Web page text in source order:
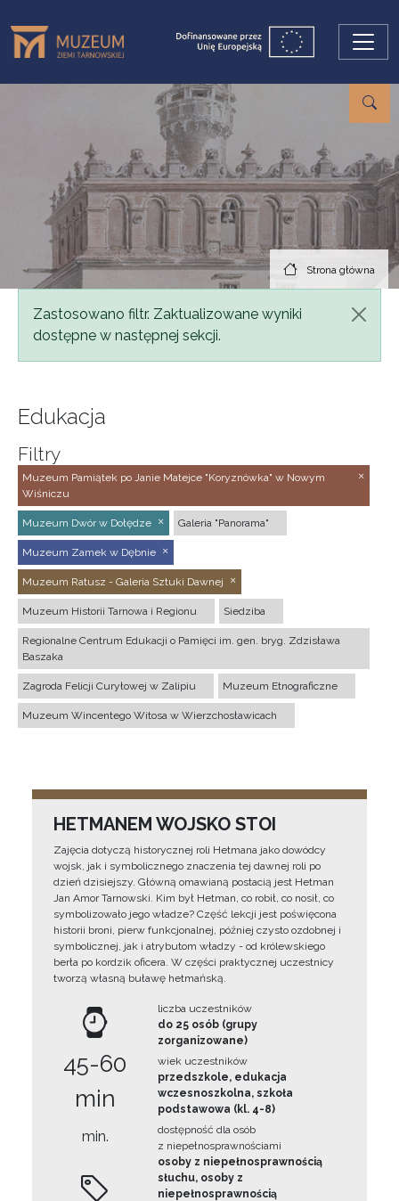
Strona główna
Komunikat
Zastosowano filtr. Zaktualizowane wyniki
dostępne w następnej sekcji.
Edukacja
Filtry
Muzeum Pamiątek po Janie Matejce "Koryznówka" w Nowym
Wiśniczu
Muzeum Dwór w Dołędze Galeria "Panorama"
Muzeum Zamek w Dębnie
Muzeum Ratusz - Galeria Sztuki Dawnej
Muzeum Historii Tarnowa i Regionu Siedziba
Regionalne Centrum Edukacji o Pamięci im. gen. bryg. Zdzisława
Baszaka
Zagroda Felicji Curyłowej w Zalipiu Muzeum Etnograficzne
Muzeum Wincentego Witosa w Wierzchosławicach
HETMANEM WOJSKO STOI
Zajęcia dotyczą historycznej roli Hetmana jako dowódcy
wojsk, jak i symbolicznego znaczenia tej dawnej roli po
dzień dzisiejszy. Główną omawianą postacią jest Hetman
Jan Amor Tarnowski. Kim był Hetman, co robił, co nosił, co
symbolizowało jego władze? Część lekcji jest poświęcona
historii broni, pierw funkcjonalnej, później czysto ozdobnej i
symbolicznej, jak i atrybutom władzy - od królewskiego
berła po kordzik oficera. W części praktycznej uczestnicy
tworzą własną buławę hetmańską.
45-60
min
min.
liczba uczestników
do 25 osób (grupy
zorganizowane)
wiek uczestników
przedszkole, edukacja
wczesnoszkolna, szkoła
podstawowa (kl. 4-8)
dostępność dla osób
z niepełnosprawnościami
osoby z niepełnosprawnością
słuchu, osoby z
niepełnosprawnością